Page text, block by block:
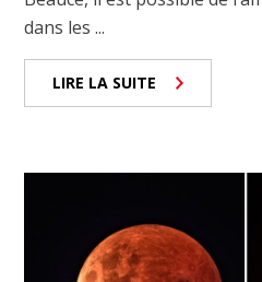
dans les ...
LIRE LA SUITE